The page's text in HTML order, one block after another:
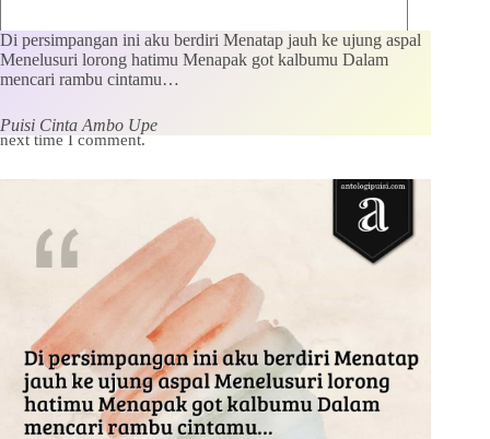
Save my name, email and website in this browser for the
next time I comment.
Di persimpangan ini aku berdiri Menatap jauh ke ujung aspal
Menelusuri lorong hatimu Menapak got kalbumu Dalam
mencari rambu cintamu…
Puisi Cinta Ambo Upe